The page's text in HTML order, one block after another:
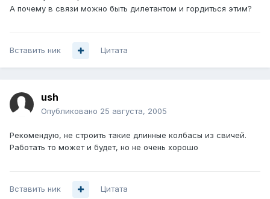
А почему в связи можно быть дилетантом и гордиться этим?
Вставить ник Цитата
ush
Опубликовано 25 августа, 2005
Рекомендую, не строить такие длинные колбасы из свичей.
Работать то может и будет, но не очень хорошо
Вставить ник Цитата